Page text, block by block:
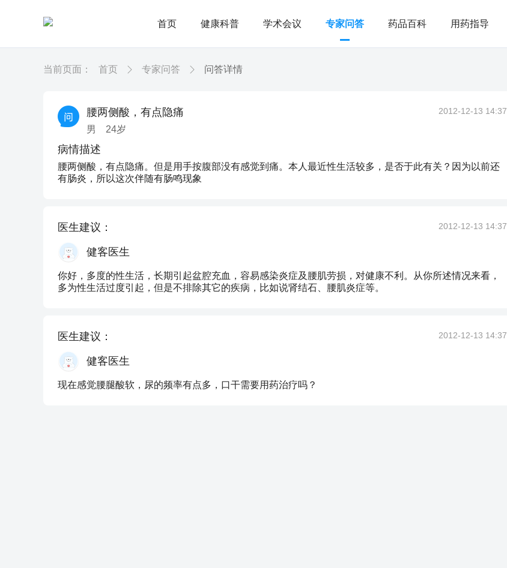
首页 健康科普 学术会议 专家问答 药品百科 用药指导
当前页面： 首页 专家问答 问答详情
腰两侧酸，有点隐痛
男 24岁
2012-12-13 14:37
病情描述
腰两侧酸，有点隐痛。但是用手按腹部没有感觉到痛。本人最近性生活较多，是否于此有关？因为以前还
有肠炎，所以这次伴随有肠鸣现象
医生建议： 2012-12-13 14:37
健客医生
你好，多度的性生活，长期引起盆腔充血，容易感染炎症及腰肌劳损，对健康不利。从你所述情况来看，
多为性生活过度引起，但是不排除其它的疾病，比如说肾结石、腰肌炎症等。
医生建议： 2012-12-13 14:37
健客医生
现在感觉腰腿酸软，尿的频率有点多，口干需要用药治疗吗？